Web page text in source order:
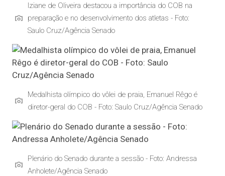
Iziane de Oliveira destacou a importância do COB na
preparação e no desenvolvimento dos atletas - Foto:
Saulo Cruz/Agência Senado
Medalhista olímpico do vôlei de praia, Emanuel Rêgo é
diretor-geral do COB - Foto: Saulo Cruz/Agência Senado
Plenário do Senado durante a sessão - Foto: Andressa
Anholete/Agência Senado